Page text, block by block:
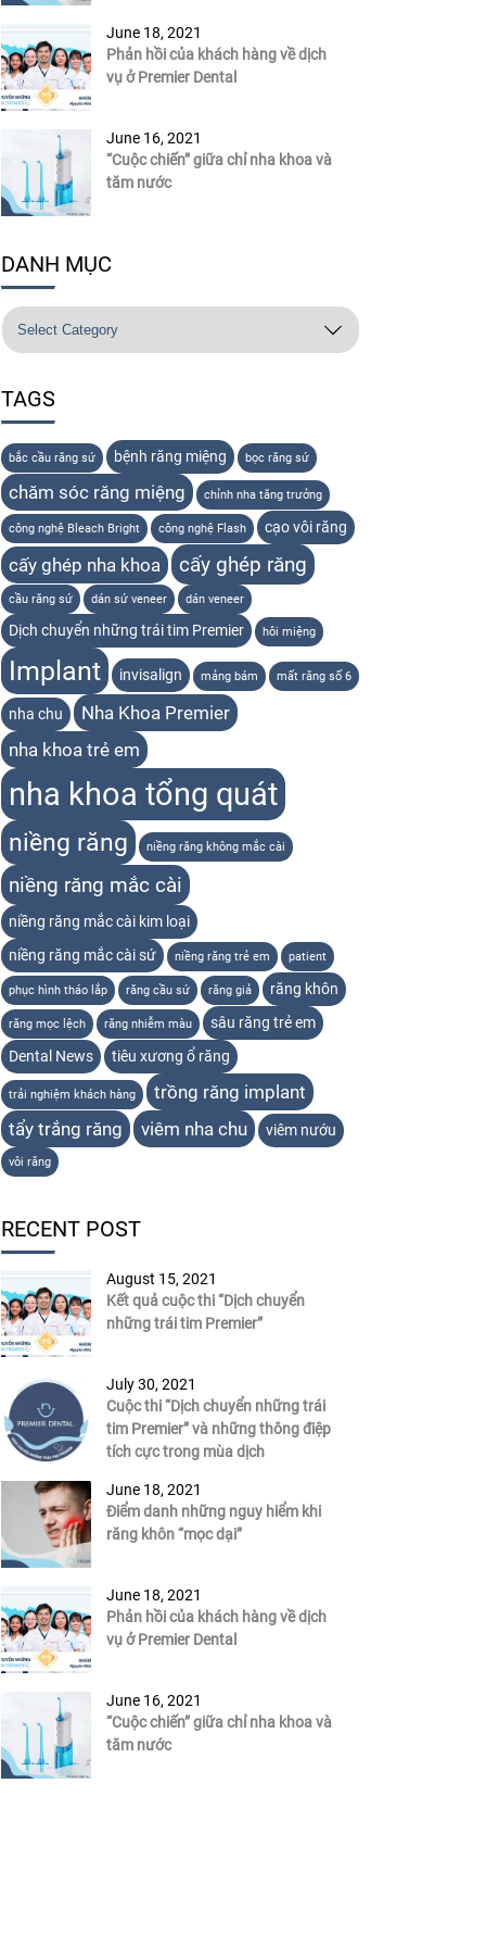
June 18, 2021
Phản hồi của khách hàng về dịch
vụ ở Premier Dental
June 16, 2021
“Cuộc chiến” giữa chỉ nha khoa và
tăm nước
DANH MỤC
TAGS
bắc cầu răng sứ bệnh răng miệng bọc răng sứ
chăm sóc răng miệng chỉnh nha tăng trưởng
công nghệ Bleach Bright công nghệ Flash cạo vôi răng
cấy ghép nha khoa cấy ghép răng
cầu răng sứ dán sứ veneer dán veneer
Dịch chuyển những trái tim Premier hôi miệng
Implant invisalign mảng bám mất răng số 6
nha chu
Nha Khoa Premier
nha khoa trẻ em
nha khoa tổng quát
niềng răng niềng răng không mắc cài
niềng răng mắc cài
niềng răng mắc cài kim loại
niềng răng mắc cài sứ
niềng răng trẻ em patient
phục hình tháo lắp răng cầu sứ răng giả răng khôn
răng mọc lệch răng nhiễm màu
sâu răng trẻ em
Dental News
tiêu xương ổ răng
trải nghiệm khách hàng
trồng răng implant
tẩy trắng răng
viêm nha chu viêm nướu
vôi răng
RECENT POST
August 15, 2021
Kết quả cuộc thi “Dịch chuyển
những trái tim Premier”
July 30, 2021
Cuộc thi “Dịch chuyển những trái
tim Premier” và những thông điệp
tích cực trong mùa dịch
June 18, 2021
Điểm danh những nguy hiểm khi
răng khôn “mọc dại”
June 18, 2021
Phản hồi của khách hàng về dịch
vụ ở Premier Dental
June 16, 2021
“Cuộc chiến” giữa chỉ nha khoa và
tăm nước